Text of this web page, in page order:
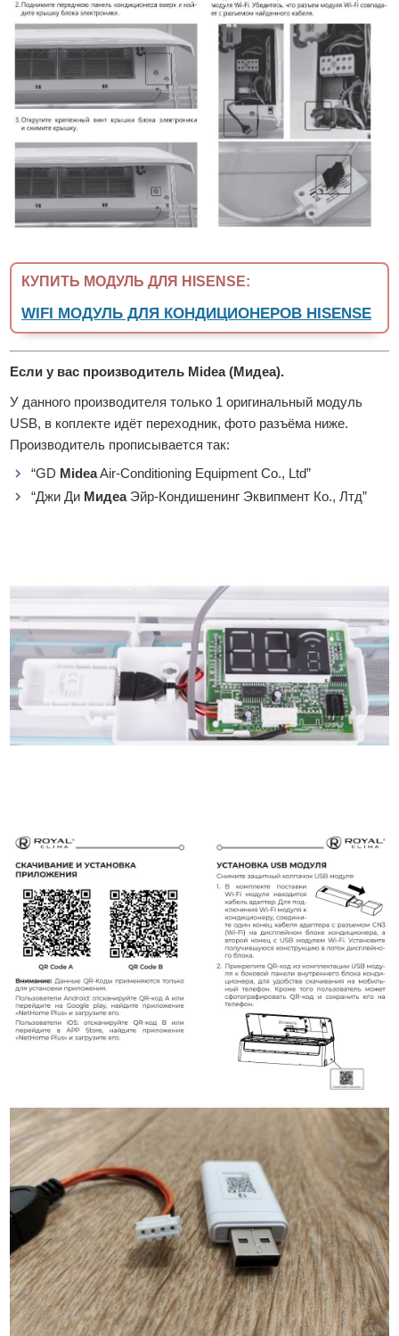
КУПИТЬ МОДУЛЬ ДЛЯ HISENSE:
WIFI МОДУЛЬ ДЛЯ КОНДИЦИОНЕРОВ HISENSE
Если у вас производитель Midea (Мидеа).
У данного производителя только 1 оригинальный модуль
USB, в коплекте идёт переходник, фото разъёма ниже.
Производитель прописывается так:
“GD MideaAir-Conditioning Equipment Co., Ltd”
“Джи Ди МидеаЭйр-Кондишенинг Эквипмент Ко., Лтд”